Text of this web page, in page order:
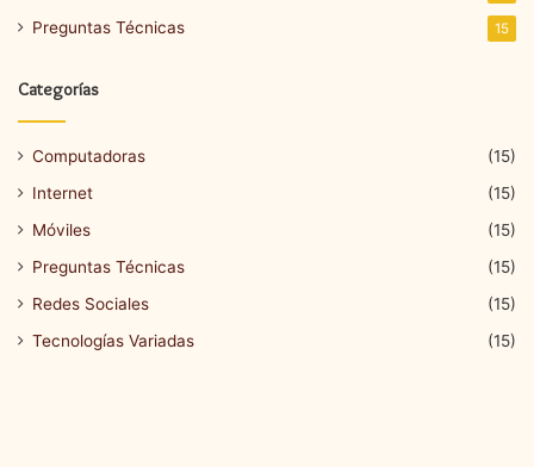
Preguntas Técnicas 15
Categorías
Computadoras
(15)
Internet
(15)
Móviles
(15)
Preguntas Técnicas
(15)
Redes Sociales
(15)
Tecnologías Variadas
(15)